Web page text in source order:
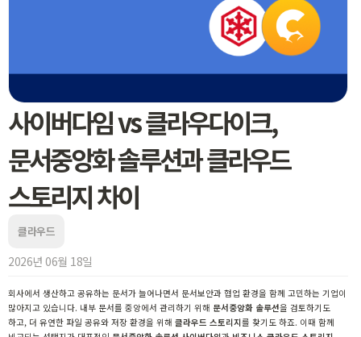
사이버다임 vs 클라우다이크,
문서중앙화 솔루션과 클라우드
스토리지 차이
클라우드
2026년 06월 18일
회사에서 생산하고 공유하는 문서가 늘어나면서 문서보안과 협업 환경을 함께 고민하는 기업이
많아지고 있습니다. 내부 문서를 중앙에서 관리하기 위해 문서중앙화 솔루션을 검토하기도
하고, 더 유연한 파일 공유와 저장 환경을 위해 클라우드 스토리지를 찾기도 하죠. 이때 함께